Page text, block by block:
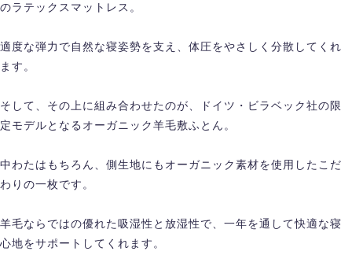
のラテックスマットレス。
適度な弾力で自然な寝姿勢を支え、体圧をやさしく分散してくれ
ます。
そして、その上に組み合わせたのが、ドイツ・ビラベック社の限
定モデルとなるオーガニック羊毛敷ふとん。
中わたはもちろん、側生地にもオーガニック素材を使用したこだ
わりの一枚です。
羊毛ならではの優れた吸湿性と放湿性で、一年を通して快適な寝
心地をサポートしてくれます。